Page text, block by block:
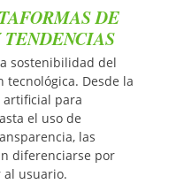
DE
sostenibilidad del
tecnológica. Desde la
para
el uso de
las
diferenciarse por
al usuario.